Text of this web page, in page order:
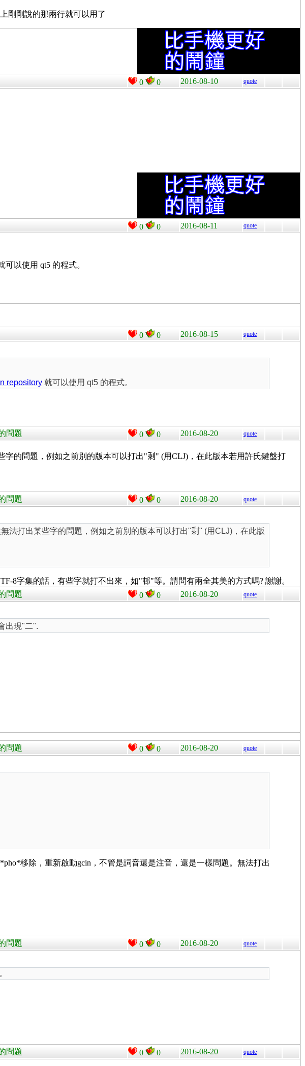
剛剛說的那兩行就可以用了
0 0 2016-08-10 quote
0 0 2016-08-11 quote
可以使用 qt5 的程式。
0 0 2016-08-15 quote
repository 就可以使用 qt5 的程式。
問題 0 0 2016-08-20 quote
字的問題，例如之前別的版本可以打出"剩 " (用CLJ)，在此版本若用許氏鍵盤打
問題 0 0 2016-08-20 quote
法打出某些字的問題，例如之前別的版本可以打出"剩 " (用CLJ)，在此版
8字集的話，有些字就打不出來，如"邨"等。請問有兩全其美的方式嗎? 謝謝。
問題 0 0 2016-08-20 quote
出現"二".
問題 0 0 2016-08-20 quote
*pho*移除，重新啟動gcin，不管是詞音還是注音，還是一樣問題。無法打出
問題 0 0 2016-08-20 quote
問題 0 0 2016-08-20 quote